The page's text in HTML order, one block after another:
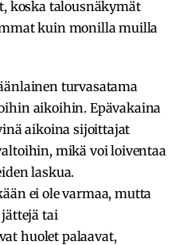
koska talousnäkymät
kuin monilla muilla
turvasatama
aikoihin. Epävakaina
aikoina sijoittajat
mikä voi loiventaa
laskua.
ei ole varmaa, mutta
tai
huolet palaavat,